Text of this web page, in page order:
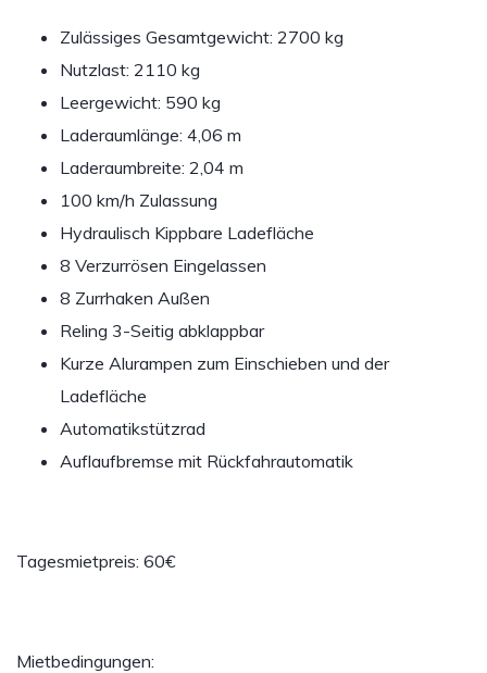
Zulässiges Gesamtgewicht: 2700 kg
Nutzlast: 2110 kg
Leergewicht: 590 kg
Laderaumlänge: 4,06 m
Laderaumbreite: 2,04 m
100 km/h Zulassung
Hydraulisch Kippbare Ladefläche
8 Verzurrösen Eingelassen
8 Zurrhaken Außen
Reling 3-Seitig abklappbar
Kurze Alurampen zum Einschieben und der
Ladefläche
Automatikstützrad
Auflaufbremse mit Rückfahrautomatik
Tagesmietpreis: 60€
Mietbedingungen: